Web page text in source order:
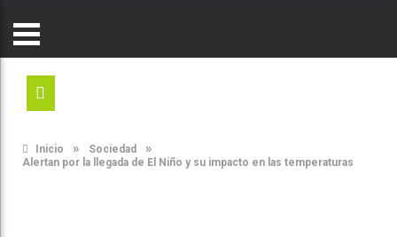
Inicio » Sociedad »
Alertan por la llegada de El Niño y su impacto en las temperaturas